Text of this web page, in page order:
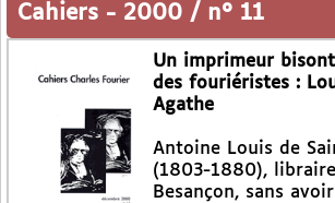
Cahiers - 2000 / n° 11
Un imprimeur
des fouriéristes :
Agathe
Antoine Louis de
(1803-1880),
Besançon, sans